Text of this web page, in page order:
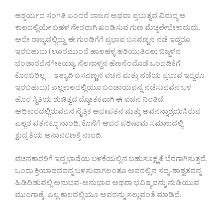
ಆಶ್ಚರ್ಯದ ಸಂಗತಿ ಎಂದರೆ ರಾಜನ ಅಥವಾ ಪ್ರಭುತ್ವದ ವಿರುದ್ಧ ಆ
ಕಾಲದಲ್ಲಿಯೇ ಬಹಳ ನೇರವಾಗಿ ಖಂಡಿಸುವ ಗುಣ ಮೆಚ್ಚಲೇಬೇಕಾದುದು.
ಅದೇ ರಾಜ್ಯದಲ್ಲಿದ್ದು. ಈ ಗುಂಡಿಗೆಗೆ ಪ್ರಭಾವ ಬಸವಣ್ಣನ ನಡೆ ಇದ್ದರೂ
ಇರಬಹುದು (ಊರಮುಂದೆ ಹಾಲಹಳ್ಳ ಹರಿಯುತಿರಲು ಬಿಜ್ಜಳನ
ಭಂಡಾರವೆನಗೇಕಯ್ಯಾ, ನೆಲನಾಳ್ದನ ಹೆಣನೆಂದೊಡೆ ಒಂದಡಿಕೆಗೆ
ಕೊಂಬರಿಲ್ಲ … ಇತ್ಯಾದಿ ಬಸವಣ್ಣನ ವಚನ ಮತ್ತು ನಡೆಯ ಪ್ರಭಾವ ಇದ್ದರೂ
ಇರಬಹುದು) ಎಲ್ಲಕಾಲದಲ್ಲಿಯೂ ಬಂಡಾಯವನ್ನ ನಡೆಸುವವನ ಒಳ
ಹೊರ ಸ್ಥಿತಿಯ ಶುಚಿತ್ವದ ದ್ಯೋತಕವಾಗಿ ಈ ವಚನ ನಿಂತಿದೆ.
ಅಧಿಕಾರದಲ್ಲಿರುವವನ ನೈತ್ತಿಕ ಅಧಃಪತನ ಮತ್ತು ಅವನನ್ನಾಶ್ರಯಿಸಿರುವ
ಎಲ್ಲರ ಪತನಕ್ಕೂ ನಾಂದಿ. ಕೊನೆಗೆ ಅದರ ಪರಿಣಾಮ ಸಮಾಜದಲ್ಲಿ
ಕ್ಷುದ್ರತೆಯ ಅನಾವರಣಕ್ಕೆ ನಾಂದಿ.
ವಚನಕಾರರಿಗೆ ಇದ್ದ ಭಾಷೆಯ ಬಳಕೆಯಲ್ಲಿನ ಬಹುಸೂಕ್ಷ್ಮತೆ ಬೆರಗಾಗಿಸುತ್ತದೆ.
ಒಂದು ಕ್ರಿಯಾಪದವನ್ನ ಬಳಸುವಾಗಲಂತೂ ಅವರಲ್ಲಿನ ಸದ್ಯ-ಶಾಶ್ವತವನ್ನ
ಹಿಡಿದಿಡುವಲ್ಲಿ ಅನುಭವ-ಅನುಭಾವ ಅಥವಾ ಭವಿಷ್ಯವನ್ನು ನುಡಿಯುವ
ಮುಂಗಾಣ್ಕೆ, ಎಲ್ಲ ಕಾಲದಲ್ಲಿಯೂ ಅವರನ್ನು ಸಲ್ಲುವಂತೆ ಮಾಡಿದೆ.